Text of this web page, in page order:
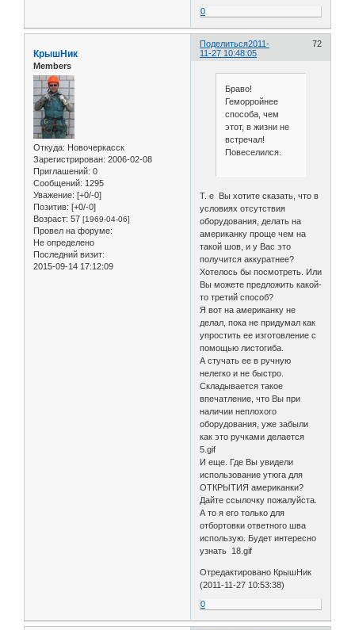
0
Поделиться 72
2011-
11-27 10:48:05
КрышНик
Members
Откуда: Новочеркасск
Зарегистрирован: 2006-02-08
Приглашений: 0
Сообщений: 1295
Уважение: [+0/-0]
Позитив: [+0/-0]
Возраст: 57 [1969-04-06]
Провел на форуме:
Не определено
Последний визит:
2015-09-14 17:12:09
Браво!
Геморройнее
способа, чем
этот, в жизни не
встречал!
Повеселился.
Т. е Вы хотите сказать, что в
условиях отсутствия
оборудования, делать на
американку проще чем на
такой шов, и у Вас это
получится аккуратнее?
Хотелось бы посмотреть. Или
Вы можете предложить какой-
то третий способ?
Я вот на американку не
делал, пока не придумал как
упростить ее изготовление с
помощью листогиба.
А стучать ее в ручную
нелегко и не быстро.
Складывается такое
впечатление, что Вы при
наличии неплохого
оборудования, уже забыли
как это ручками делается
5.gif
И еще. Где Вы увидели
использование утюга для
ОТКРЫТИЯ американки?
Дайте ссылочку пожалуйста.
А то я его только для
отбортовки ответного шва
использую. Будет интересно
узнать 18.gif
Отредактировано КрышНик
(2011-11-27 10:53:38)
0